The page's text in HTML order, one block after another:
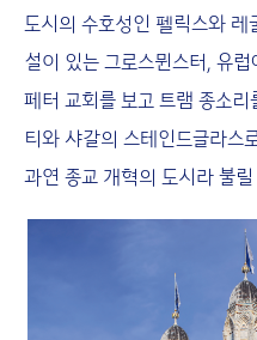
도시의 수호성인 펠릭스와
설이 있는 그로스뮌스터, 유
페터 교회를 보고 트램 종소
티와 샤갈의 스테인드글라스
과연 종교 개혁의 도시라 불